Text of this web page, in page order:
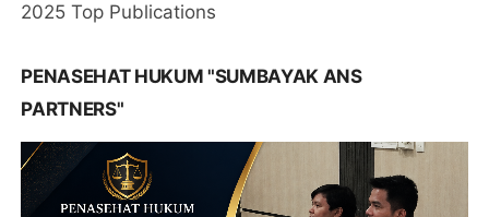
2025 Top Publications
PENASEHAT HUKUM "SUMBAYAK ANS
PARTNERS"